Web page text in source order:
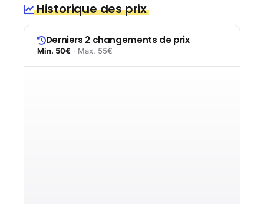
Historique des prix
Derniers 2 changements de prix
Min. 50€ · Max. 55€